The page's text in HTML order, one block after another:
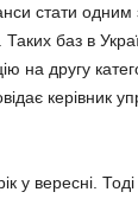
стати одним
баз в
на другу
керівник
у вересні.